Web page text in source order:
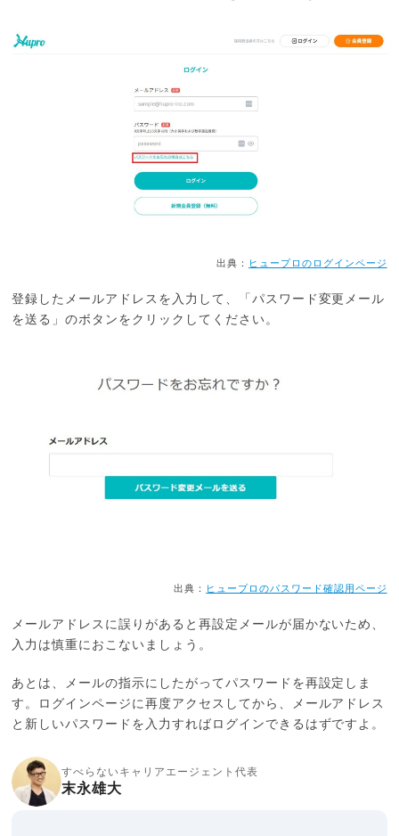
出典： ヒュープロのログインページ
登録したメールアドレスを入力して、「パスワード変更メール
を送る」のボタンをクリックしてください。
出典： ヒュープロのパスワード確認用ページ
メールアドレスに誤りがあると再設定メールが届かないため、
入力は慎重におこないましょう。
あとは、メールの指示にしたがってパスワードを再設定しま
す。ログインページに再度アクセスしてから、メールアドレス
と新しいパスワードを入力すればログインできるはずですよ。
すべらないキャリアエージェント代表
末永雄大